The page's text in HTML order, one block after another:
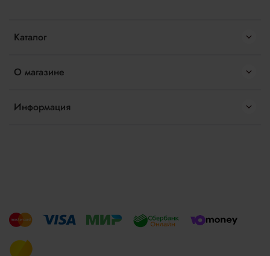
Каталог
О магазине
Информация